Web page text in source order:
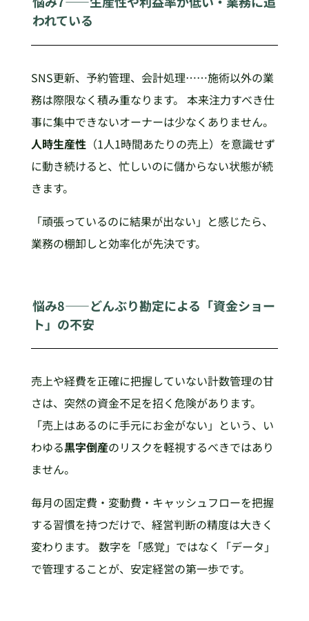
われている
SNS更新、予約管理、会計処理……施術以外の業
務は際限なく積み重なります。 本来注力すべき仕
事に集中できないオーナーは少なくありません。
人時生産性 （1人1時間あたりの売上）を意識せず
に動き続けると、忙しいのに儲からない状態が続
きます。
「頑張っているのに結果が出ない」と感じたら、
業務の棚卸しと効率化が先決です。
悩み8——どんぶり勘定による「資金ショー
ト」の不安
売上や経費を正確に把握していない計数管理の甘
さは、突然の資金不足を招く危険があります。
「売上はあるのに手元にお金がない」という、い
わゆる黒字倒産のリスクを軽視するべきではあり
ません。
毎月の固定費・変動費・キャッシュフローを把握
する習慣を持つだけで、経営判断の精度は大きく
変わります。 数字を「感覚」ではなく「データ」
で管理することが、安定経営の第一歩です。